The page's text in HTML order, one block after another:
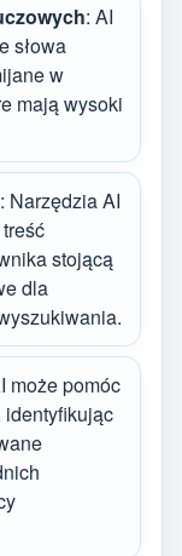
: AI
słowa
w
mają wysoki
: Narzędzia AI
stojącą
dla
może pomóc
identyfikując